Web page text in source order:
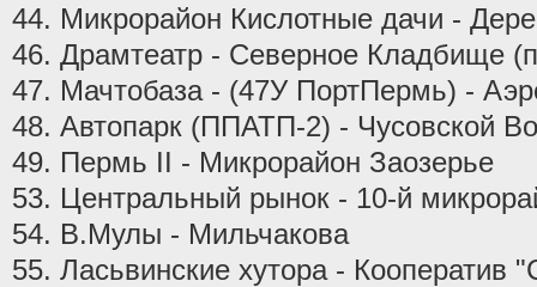
44. Микрорайон Кислотные дачи -
46. Драмтеатр - Северное Кладбище
47. Мачтобаза - (47У ПортПермь) -
48. Автопарк (ППАТП-2) - Чусовской
49. Пермь II - Микрорайон Заозерье
53. Центральный рынок - 10-й
54. В.Мулы - Мильчакова
55. Ласьвинские хутора - Кооператив